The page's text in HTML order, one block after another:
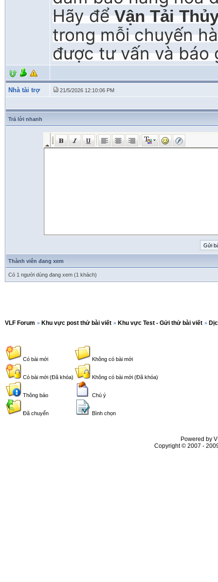
Hãy đểVận Tải
trong mỗi chuyến
được tư vấn và báo
Nhà tài trợ 21/5/2026 12:10:06 PM
Trả lời nhanh
Thành viên đang xem
Có 1 người dùng đang xem (1 khách)
VLF Forum » Khu vực post thử bài viết » Khu vực Test - Gửi thử bài viết »
Có bài mới Không có bài mới
Có bài mới (Đã khóa) Không có bài mới (Đã khóa)
Thông báo Chú ý
Đã chuyển Bình chọn
Powered by
Copyright © 2007 -